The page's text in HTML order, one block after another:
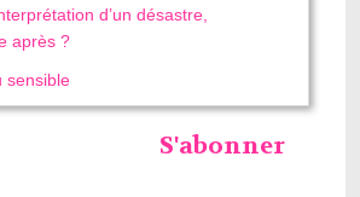
d’un désastre,
après ?
sensible
S'abonner